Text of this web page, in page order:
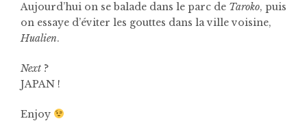
Aujourd’hui on se balade dans le parc de Taroko, puis
on essaye d’éviter les gouttes dans la ville voisine,
Hualien.
Next ?
JAPAN !
Enjoy